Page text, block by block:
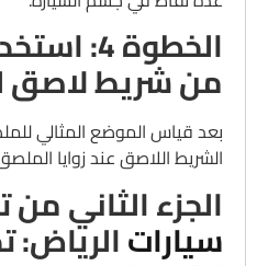
الخطوة
من شريط لاصق
بعد قياس الموضع المثالي
الشريط اللاصق عند زوايا
الجزء الثاني
سياراتالرياض: